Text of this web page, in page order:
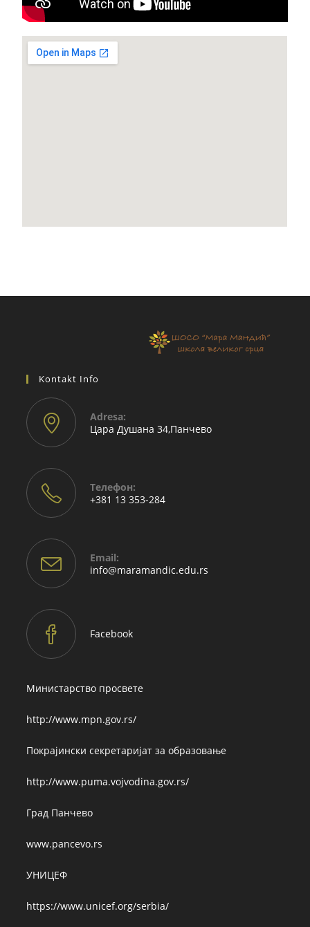
Kontakt Info
Adresа:
Цара Душана 34,Панчево
Телефон:
+381 13 353-284
Email:
info@maramandic.edu.rs
Facebook
Министарство просвете
http://www.mpn.gov.rs/
Покрајински секретаријат за образовање
http://www.puma.vojvodina.gov.rs/
Град Панчево
www.pancevo.rs
УНИЦЕФ
https://www.unicef.org/serbia/